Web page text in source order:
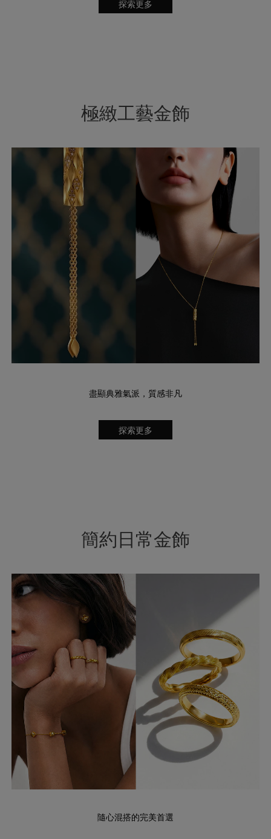
探索更多
極緻工藝金飾
盡顯典雅氣派，質感非凡
探索更多
簡約日常金飾
隨心混搭的完美首選